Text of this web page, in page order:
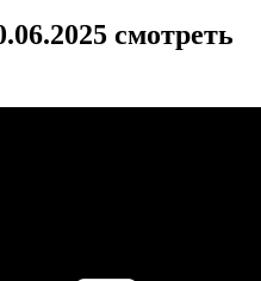
смотреть